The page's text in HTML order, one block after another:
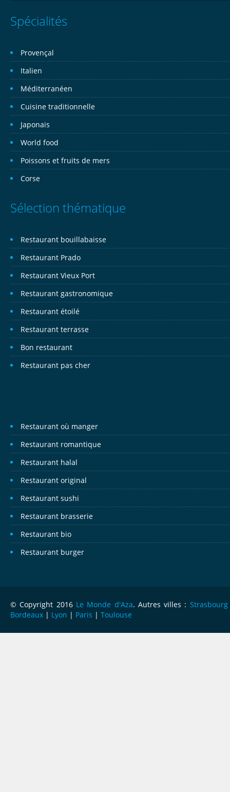
Spécialités
Provençal
Italien
Méditerranéen
Cuisine traditionnelle
Japonais
World food
Poissons et fruits de mers
Corse
Sélection thématique
Restaurant bouillabaisse
Restaurant Prado
Restaurant Vieux Port
Restaurant gastronomique
Restaurant étoilé
Restaurant terrasse
Bon restaurant
Restaurant pas cher
Restaurant où manger
Restaurant romantique
Restaurant halal
Restaurant original
Restaurant sushi
Restaurant brasserie
Restaurant bio
Restaurant burger
© Copyright 2016 Le Monde d'Aza. Autres villes : Strasbourg
Bordeaux | Lyon | Paris | Toulouse